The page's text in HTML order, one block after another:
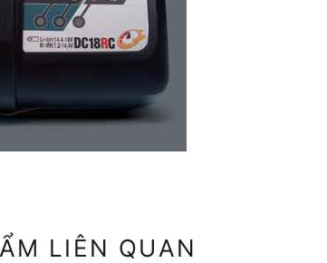
LIÊN QUAN